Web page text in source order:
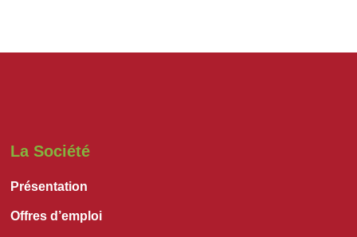
La Société
Présentation
Offres d’emploi